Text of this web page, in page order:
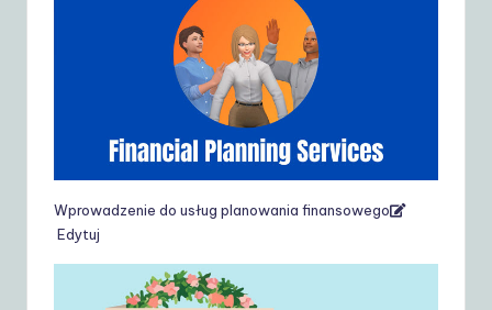
Wprowadzenie do usług planowania finansowego
Edytuj